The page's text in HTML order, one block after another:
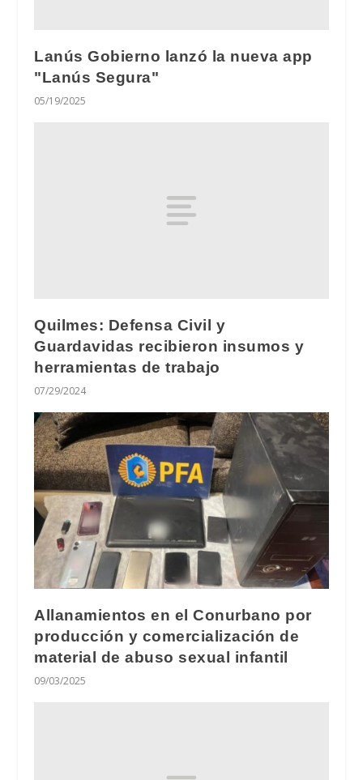
Lanús Gobierno lanzó la nueva app
"Lanús Segura"
05/19/2025
Quilmes: Defensa Civil y
Guardavidas recibieron insumos y
herramientas de trabajo
07/29/2024
Allanamientos en el Conurbano por
producción y comercialización de
material de abuso sexual infantil
09/03/2025